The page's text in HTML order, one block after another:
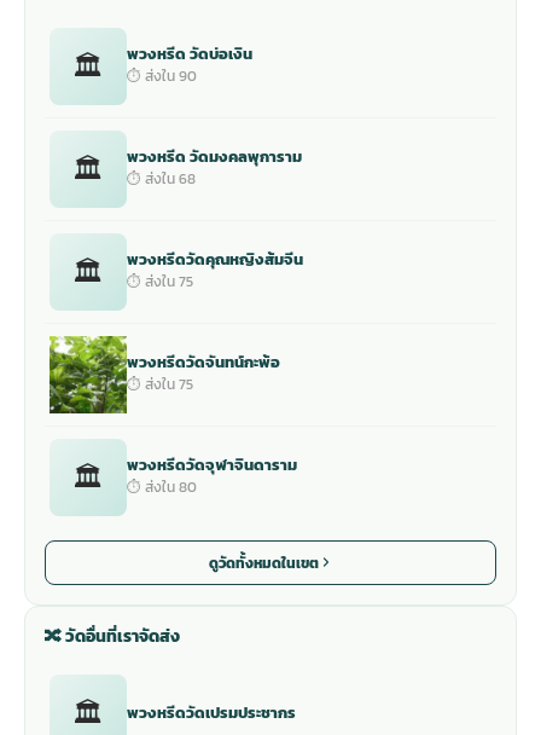
🏛 พวงหรีด วัดบ่อเงิน
⏱ ส่งใน 90
🏛 พวงหรีด วัดมงคลพุการาม
⏱ ส่งใน 68
🏛 พวงหรีดวัดคุณหญิงส้มจีน
⏱ ส่งใน 75
พวงหรีดวัดจันทน์กะพ้อ
⏱ ส่งใน 75
🏛 พวงหรีดวัดจุฬาจินดาราม
⏱ ส่งใน 80
ดูวัดทั้งหมดในเขต
🔀 วัดอื่นที่เราจัดส่ง
🏛 พวงหรีดวัดเปรมประชากร